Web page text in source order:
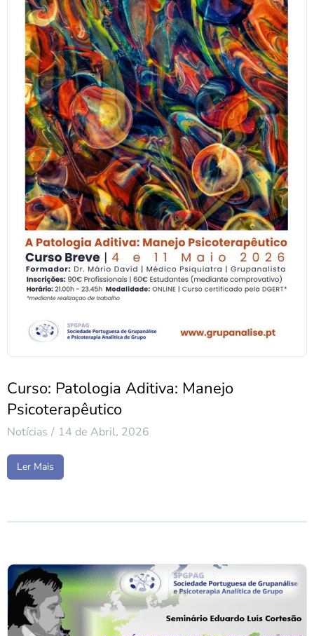
Curso: Patologia Aditiva: Manejo
Psicoterapêutico
Notícias 14 de Abril, 2026
Ler Mais